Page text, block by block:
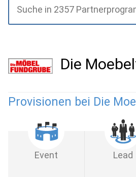
Die
Provisionen bei Die
Event Lead